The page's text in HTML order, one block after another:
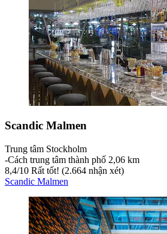
Scandic Malmen
Trung tâm Stockholm
‐Cách trung tâm thành phố 2,06 km
8,4/10 Rất tốt! (2.664 nhận xét)
Scandic Malmen